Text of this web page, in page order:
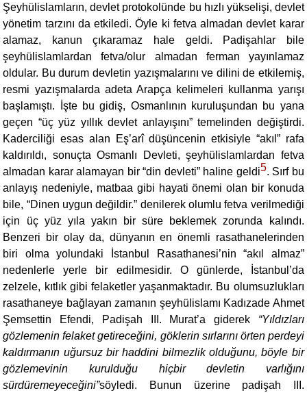
Şeyhülislamların, devlet protokolünde bu hızlı yükselişi, devlet
yönetim tarzını da etkiledi. Öyle ki fetva almadan devlet karar
alamaz, kanun çıkaramaz hale geldi. Padişahlar bile
şeyhülislamlardan fetva/olur almadan ferman yayınlamaz
oldular. Bu durum devletin yazışmalarını ve dilini de etkilemiş,
resmi yazışmalarda adeta Arapça kelimeleri kullanma yarışı
başlamıştı. İşte bu gidiş, Osmanlının kuruluşundan bu yana
geçen “üç yüz yıllık devlet anlayışını” temelinden değiştirdi.
Kaderciliği esas alan Eş’arî düşüncenin etkisiyle “akıl” rafa
kaldırıldı, sonuçta Osmanlı Devleti, şeyhülislamlardan fetva
almadan karar alamayan bir “din devleti” haline geldi5. Sırf bu
anlayış nedeniyle, matbaa gibi hayati önemi olan bir konuda
bile, “Dinen uygun değildir.” denilerek olumlu fetva verilmediği
için üç yüz yıla yakın bir süre beklemek zorunda kalındı.
Benzeri bir olay da, dünyanın en önemli rasathanelerinden
biri olma yolundaki İstanbul Rasathanesi’nin “akıl almaz”
nedenlerle yerle bir edilmesidir. O günlerde, İstanbul’da
zelzele, kıtlık gibi felaketler yaşanmaktadır. Bu olumsuzlukları
rasathaneye bağlayan zamanın şeyhülislamı Kadızade Ahmet
Şemsettin Efendi, Padişah III. Murat’a giderek “Yıldızları
gözlemenin felaket getireceğini, göklerin sırlarını örten perdeyi
kaldırmanın uğursuz bir haddini bilmezlik olduğunu, böyle bir
gözlemevinin kurulduğu hiçbir devletin varlığını
sürdüremeyeceğini”söyledi. Bunun üzerine padişah III.